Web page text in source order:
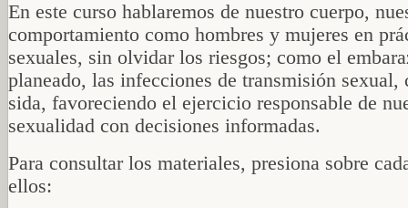
En este curso hablaremos de nuestro cuerpo,
comportamiento como hombres y mujeres en
sexuales, sin olvidar los riesgos; como el
planeado, las infecciones de transmisión sexual,
sida, favoreciendo el ejercicio responsable de
sexualidad con decisiones informadas.
Para consultar los materiales, presiona sobre
ellos: